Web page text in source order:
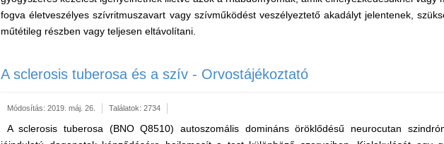
fogva életveszélyes szívritmuszavart vagy szívműködést veszélyeztető akadályt jelentenek,
műtétileg részben vagy teljesen eltávolítani.
A sclerosis tuberosa és a szív - Orvostájékoztató
Módosítás: 2019. máj. 26. Találatok: 2734
A sclerosis tuberosa (BNO Q8510) autoszomális domináns öröklődésű neurocutan